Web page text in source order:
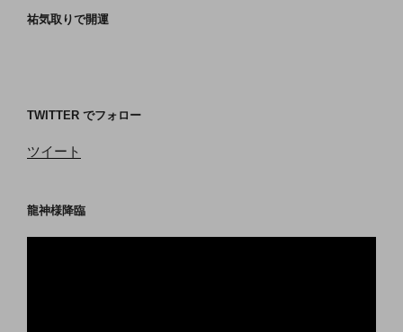
社
祐気取りで開運
TWITTER でフォロー
ツイート
龍神様降臨